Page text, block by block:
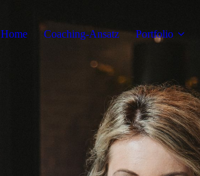
Home Coaching-Ansatz Portfolio